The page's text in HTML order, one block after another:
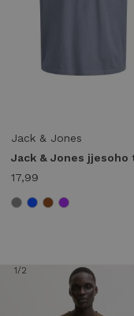
Jack & Jones
17,99
1/2